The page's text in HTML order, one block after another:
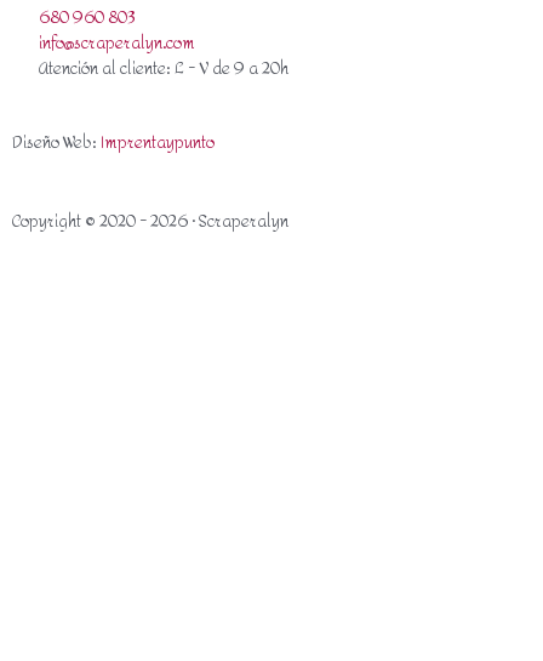
680 960 803
info@scraperalyn.com
Atención al cliente: L - V de 9 a 20h
Diseño Web:Imprentaypunto
Copyright © 2020 - 2026 · Scraperalyn